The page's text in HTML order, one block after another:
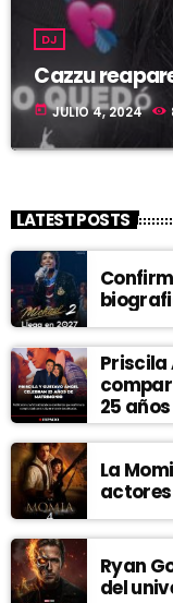
DJ
Cazzu
today JULIO 4, 2024
LATEST POSTS
Priscila
25
La
Ryan
del